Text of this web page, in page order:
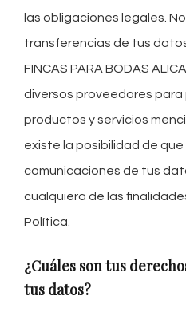
las obligaciones legales.
transferencias de tus
FINCAS PARA BODAS
diversos proveedores
productos y servicios
existe la posibilidad de
comunicaciones de tus
cualquiera de las
Política.
¿Cuáles son tus
tus datos?